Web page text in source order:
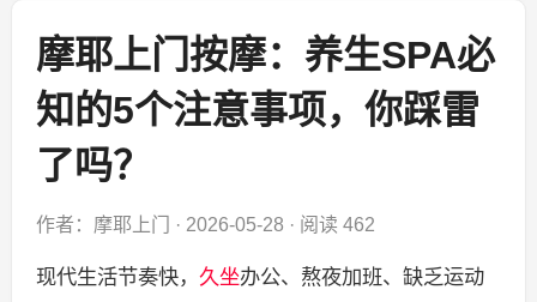
摩耶上门按摩：养生SPA必
知的5个注意事项，你踩雷
了吗？
作者：摩耶上门 · 2026-05-28 · 阅读 462
现代生活节奏快， 久坐办公、熬夜加班、缺乏运动